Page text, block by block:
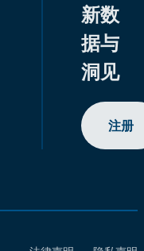
新数
据与
洞见
注册